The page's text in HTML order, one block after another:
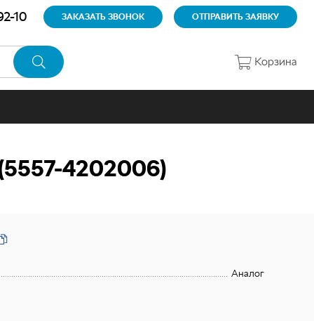
10 ЗАКАЗАТЬ ЗВОНОК ОТПРАВИТЬ ЗАЯВКУ
Корзина
4202006)
Аналог